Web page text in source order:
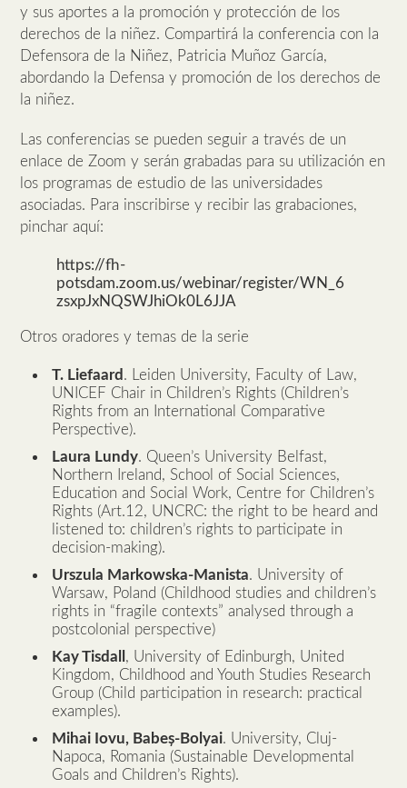
y sus aportes a la promoción y protección de los
derechos de la niñez. Compartirá la conferencia con la
Defensora de la Niñez, Patricia Muñoz García,
abordando la Defensa y promoción de los derechos de
la niñez.
Las conferencias se pueden seguir a través de un
enlace de Zoom y serán grabadas para su utilización en
los programas de estudio de las universidades
asociadas. Para inscribirse y recibir las grabaciones,
pinchar aquí:
https://fh-
potsdam.zoom.us/webinar/register/WN_6
zsxpJxNQSWJhiOk0L6JJA
Otros oradores y temas de la serie
T. Liefaard . Leiden University, Faculty of Law,
UNICEF Chair in Children’s Rights (Children’s
Rights from an International Comparative
Perspective).
Laura Lundy. Queen’s University Belfast,
Northern Ireland, School of Social Sciences,
Education and Social Work, Centre for Children’s
Rights (Art.12, UNCRC: the right to be heard and
listened to: children’s rights to participate in
decision-making).
Urszula Markowska-Manista. University of
Warsaw, Poland (Childhood studies and children’s
rights in “fragile contexts” analysed through a
postcolonial perspective)
Kay Tisdall , University of Edinburgh, United
Kingdom, Childhood and Youth Studies Research
Group (Child participation in research: practical
examples).
Mihai Iovu, Babeș-Bolyai. University, Cluj-
Napoca, Romania (Sustainable Developmental
Goals and Children’s Rights).